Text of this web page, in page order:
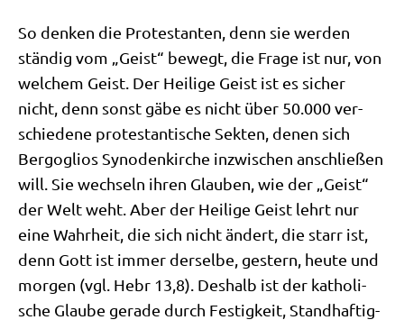
So den­ken die Pro­te­stan­ten, denn sie wer­den
stän­dig vom „Geist“ bewegt, die Fra­ge ist nur, von
wel­chem Geist. Der Hei­li­ge Geist ist es sicher
nicht, denn sonst gäbe es nicht über 50.000 ver­
schie­de­ne pro­te­stan­ti­sche Sek­ten, denen sich
Berg­o­gli­os Syn­oden­kir­che inzwi­schen anschlie­ßen
will. Sie wech­seln ihren Glau­ben, wie der „Geist“
der Welt weht. Aber der Hei­li­ge Geist lehrt nur
eine Wahr­heit, die sich nicht ändert, die starr ist,
denn Gott ist immer der­sel­be, gestern, heu­te und
mor­gen (vgl. Hebr 13,8). Des­halb ist der katho­li­
sche Glau­be gera­de durch Festig­keit, Stand­haf­tig­